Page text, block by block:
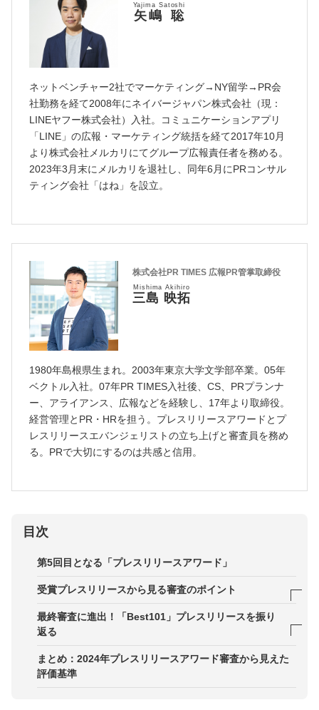
矢嶋 聡
Yajima Satoshi
ネットベンチャー2社でマーケティング→NY留学→PR会
社勤務を経て2008年にネイバージャパン株式会社（現：
LINEヤフー株式会社）入社。コミュニケーションアプリ
「LINE」の広報・マーケティング統括を経て2017年10月
より株式会社メルカリにてグループ広報責任者を務める。
2023年3月末にメルカリを退社し、同年6月にPRコンサル
ティング会社「はね」を設立。
株式会社PR TIMES 広報PR管掌取締役
三島 映拓
Mishima Akihiro
1980年島根県生まれ。2003年東京大学文学部卒業。05年
ベクトル入社。07年PR TIMES入社後、CS、PRプランナ
ー、アライアンス、広報などを経験し、17年より取締役。
経営管理とPR・HRを担う。プレスリリースアワードとプ
レスリリースエバンジェリストの立ち上げと審査員を務め
る。PRで大切にするのは共感と信用。
目次
第5回目となる「プレスリリースアワード」
受賞プレスリリースから見る審査のポイント
インフルエンス賞：株式会社ヤッホーブルーイング
ヒューマン賞：ピジョン株式会社
最終審査に進出！「Best101」プレスリリースを振り
返る
東海電子株式会社
まとめ：2024年プレスリリースアワード審査から見えた
評価基準